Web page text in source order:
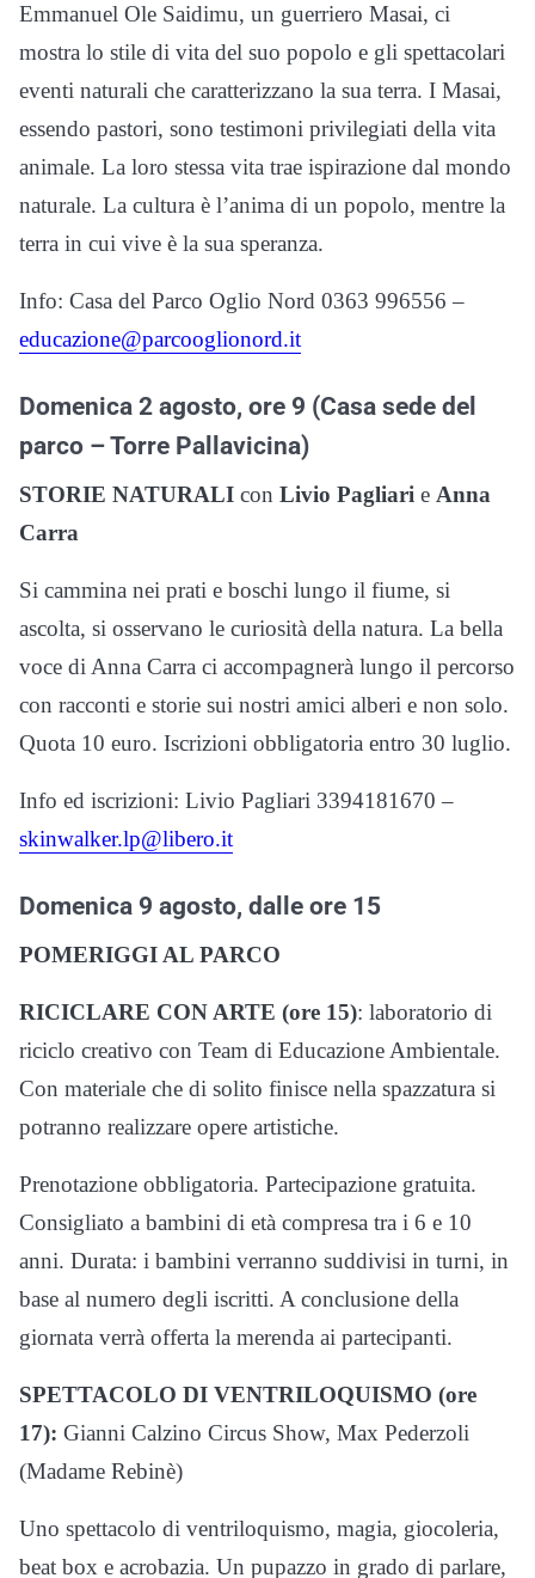
Emmanuel Ole Saidimu, un guerriero Masai, ci
mostra lo stile di vita del suo popolo e gli spettacolari
eventi naturali che caratterizzano la sua terra. I Masai,
essendo pastori, sono testimoni privilegiati della vita
animale. La loro stessa vita trae ispirazione dal mondo
naturale. La cultura è l’anima di un popolo, mentre la
terra in cui vive è la sua speranza.
Info: Casa del Parco Oglio Nord 0363 996556 –
educazione@parcooglionord.it
Domenica 2 agosto, ore 9 (Casa sede del
parco – Torre Pallavicina)
STORIE NATURALI con Livio Pagliari e Anna
Carra
Si cammina nei prati e boschi lungo il fiume, si
ascolta, si osservano le curiosità della natura. La bella
voce di Anna Carra ci accompagnerà lungo il percorso
con racconti e storie sui nostri amici alberi e non solo.
Quota 10 euro. Iscrizioni obbligatoria entro 30 luglio.
Info ed iscrizioni: Livio Pagliari 3394181670 –
skinwalker.lp@libero.it
Domenica 9 agosto, dalle ore 15
POMERIGGI AL PARCO
RICICLARE CON ARTE (ore 15): laboratorio di
riciclo creativo con Team di Educazione Ambientale.
Con materiale che di solito finisce nella spazzatura si
potranno realizzare opere artistiche.
Prenotazione obbligatoria. Partecipazione gratuita.
Consigliato a bambini di età compresa tra i 6 e 10
anni. Durata: i bambini verranno suddivisi in turni, in
base al numero degli iscritti. A conclusione della
giornata verrà offerta la merenda ai partecipanti.
SPETTACOLO DI VENTRILOQUISMO (ore
17): Gianni Calzino Circus Show, Max Pederzoli
(Madame Rebinè)
Uno spettacolo di ventriloquismo, magia, giocoleria,
beat box e acrobazia. Un pupazzo in grado di parlare,